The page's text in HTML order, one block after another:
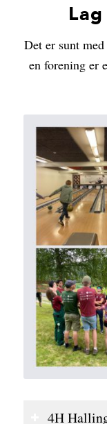
Det er sunt
en forening er
4H